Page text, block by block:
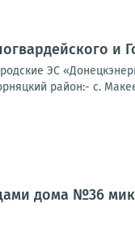
и
ЭС
район:- с.
дома №36